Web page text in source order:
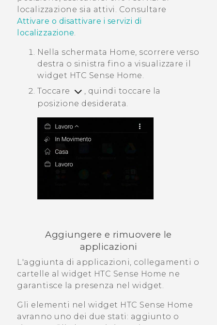
localizzazione sia attivi. Consultare
Attivare o disattivare i servizi di
localizzazione.
Nella schermata Home, scorrere verso
destra o sinistra fino a visualizzare il
widget HTC Sense Home.
Toccare
, quindi toccare la
posizione desiderata.
Aggiungere e rimuovere le
applicazioni
L'aggiunta di applicazioni, collegamenti o
cartelle al widget HTC Sense Home ne
garantisce la presenza nel widget.
Gli elementi nel widget HTC Sense Home
avranno uno dei due stati: aggiunto o